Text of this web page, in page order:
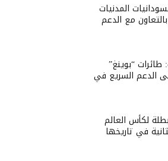
المدنيات
مع الدعم
طائرات “بوينغ”
الدعم السريع في
لكأس العالم